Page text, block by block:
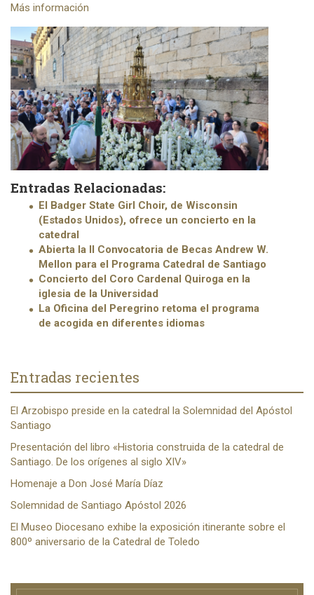
Más información
Entradas Relacionadas:
El Badger State Girl Choir, de Wisconsin
(Estados Unidos), ofrece un concierto en la
catedral
Abierta la II Convocatoria de Becas Andrew W.
Mellon para el Programa Catedral de Santiago
Concierto del Coro Cardenal Quiroga en la
iglesia de la Universidad
La Oficina del Peregrino retoma el programa
de acogida en diferentes idiomas
Entradas recientes
El Arzobispo preside en la catedral la Solemnidad del Apóstol
Santiago
Presentación del libro «Historia construida de la catedral de
Santiago. De los orígenes al siglo XIV»
Homenaje a Don José María Díaz
Solemnidad de Santiago Apóstol 2026
El Museo Diocesano exhibe la exposición itinerante sobre el
800º aniversario de la Catedral de Toledo